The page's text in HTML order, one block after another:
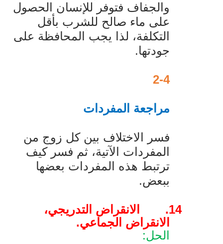
والجفاف فتوفر للإنسان الحصول
على ماء صالح للشرب بأقل
التكلفة، لذا يجب المحافظة على
جودتها.
2-4
مراجعة المفردات
فسر الاختلاف بين كل زوج من
المفردات الآتية، ثم فسر كيف
ترتبط هذه المفردات بعضها
ببعض.
14.
الانقراض التدريجي،
الانقراض الجماعي.
الحل: